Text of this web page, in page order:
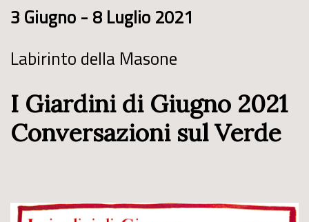
3 Giugno - 8 Luglio 2021
Labirinto della Masone
I Giardini di Giugno 2021
Conversazioni sul Verde